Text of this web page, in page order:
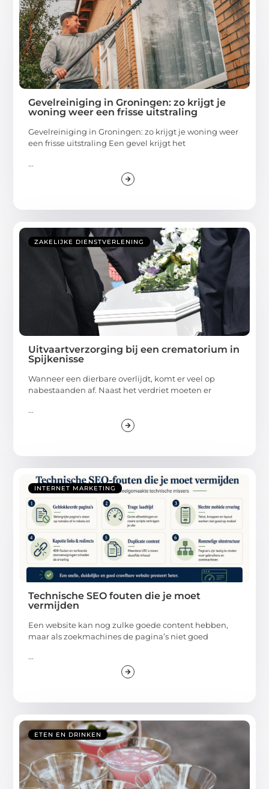
Gevelreiniging in Groningen: zo krijgt je
woning weer een frisse uitstraling
Gevelreiniging in Groningen: zo krijgt je woning weer
een frisse uitstraling Een gevel krijgt het
...
ZAKELIJKE DIENSTVERLENING
Uitvaartverzorging bij een crematorium in
Spijkenisse
Wanneer een dierbare overlijdt, komt er veel op
nabestaanden af. Naast het verdriet moeten er
...
INTERNET MARKETING
Technische SEO fouten die je moet
vermijden
Een website kan nog zulke goede content hebben,
maar als zoekmachines de pagina’s niet goed
...
ETEN EN DRINKEN